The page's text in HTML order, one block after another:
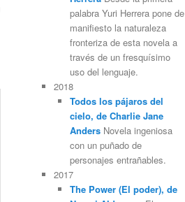
palabra Yuri Herrera pone de
manifiesto la naturaleza
fronteriza de esta novela a
través de un fresquísimo
uso del lenguaje.
2018
Todos los pájaros del
cielo, de Charlie Jane
AndersNovela ingeniosa
con un puñado de
personajes entrañables.
2017
The Power (El poder), de